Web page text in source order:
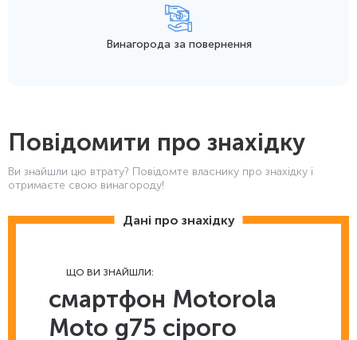
Винагорода за повернення
Повідомити про знахідку
Ви знайшли цю втрату? Повідомте власнику про знахідку і
отримаєте свою винагороду!
Дані про знахідку
ЩО ВИ ЗНАЙШЛИ:
смартфон Motorola
Moto g75 сірого